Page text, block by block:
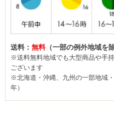
送料： 無料（一部の例外地域を除
※送料無料地域でも大型商品や手
ございます
※北海道・沖縄、九州の一部地域
年）